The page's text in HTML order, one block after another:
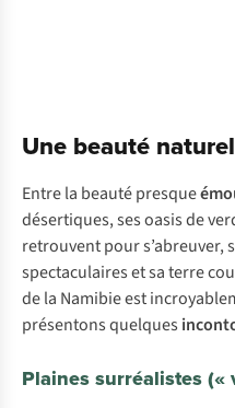
Une beauté
Entre la beauté presque
désertiques, ses oasis de
retrouvent pour s’abreuver,
spectaculaires et sa terre
de la Namibie est
présentons quelques
Plaines surréalistes («